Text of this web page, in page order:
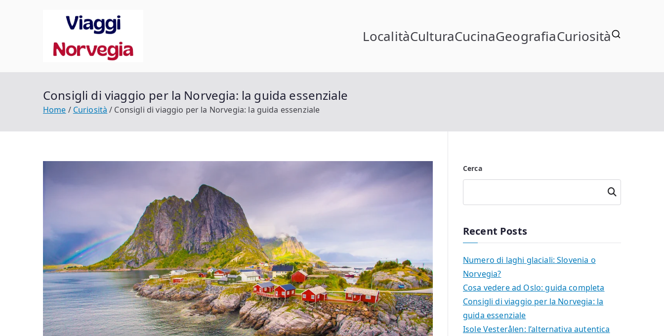
LocalitàCulturaCucinaGeografiaCuriosità
Consigli di viaggio per la Norvegia: la guida essenziale
Home Curiosità Consigli di viaggio per la Norvegia: la guida essenziale
Cerca
Cerca
Recent Posts
Numero di laghi glaciali: Slovenia o
Norvegia?
Cosa vedere ad Oslo: guida completa
Consigli di viaggio per la Norvegia: la
guida essenziale
Isole Vesterålen: l’alternativa autentica